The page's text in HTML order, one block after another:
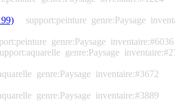
support:peinture genre:Paysage
genre:Paysage inventaire:#6036
genre:Paysage
genre:Paysage inventaire:#3672
genre:Paysage inventaire:#3889